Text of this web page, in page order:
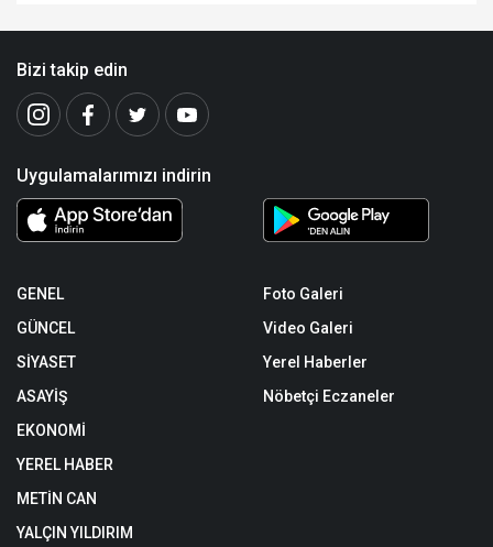
Bizi takip edin
Uygulamalarımızı indirin
GENEL
GÜNCEL
SİYASET
ASAYİŞ
EKONOMİ
YEREL HABER
METİN CAN
YALÇIN YILDIRIM
Foto Galeri
Video Galeri
Yerel Haberler
Nöbetçi Eczaneler